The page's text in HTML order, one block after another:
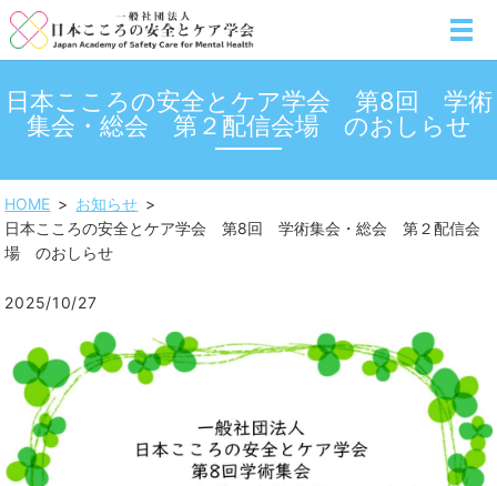
日本こころの安全とケア学会 第8回 学術
集会・総会 第２配信会場 のおしらせ
HOME
お知らせ
日本こころの安全とケア学会 第8回 学術集会・総会 第２配信会
場 のおしらせ
2025/10/27